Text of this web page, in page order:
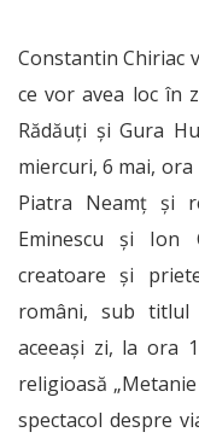
Constantin Chiriac
ce vor avea loc în
Rădăuți și Gura
miercuri, 6 mai, ora
Piatra Neamț și
Eminescu şi Ion
creatoare şi
români, sub titlul
aceeași zi, la ora
religioasă
spectacol despre